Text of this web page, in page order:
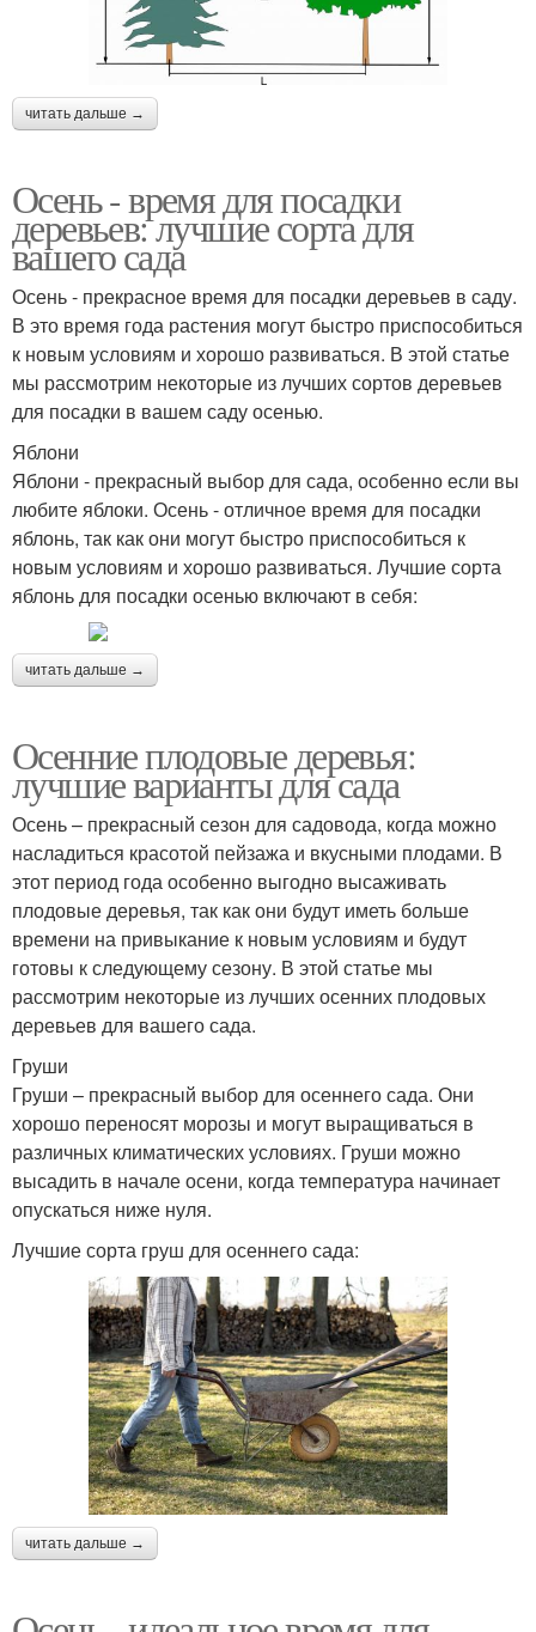
читать дальше →
Осень - время для посадки
деревьев: лучшие сорта для
вашего сада
Осень - прекрасное время для посадки деревьев в саду.
В это время года растения могут быстро приспособиться
к новым условиям и хорошо развиваться. В этой статье
мы рассмотрим некоторые из лучших сортов деревьев
для посадки в вашем саду осенью.
Яблони
Яблони - прекрасный выбор для сада, особенно если вы
любите яблоки. Осень - отличное время для посадки
яблонь, так как они могут быстро приспособиться к
новым условиям и хорошо развиваться. Лучшие сорта
яблонь для посадки осенью включают в себя:
читать дальше →
Осенние плодовые деревья:
лучшие варианты для сада
Осень – прекрасный сезон для садовода, когда можно
насладиться красотой пейзажа и вкусными плодами. В
этот период года особенно выгодно высаживать
плодовые деревья, так как они будут иметь больше
времени на привыкание к новым условиям и будут
готовы к следующему сезону. В этой статье мы
рассмотрим некоторые из лучших осенних плодовых
деревьев для вашего сада.
Груши
Груши – прекрасный выбор для осеннего сада. Они
хорошо переносят морозы и могут выращиваться в
различных климатических условиях. Груши можно
высадить в начале осени, когда температура начинает
опускаться ниже нуля.
Лучшие сорта груш для осеннего сада:
читать дальше →